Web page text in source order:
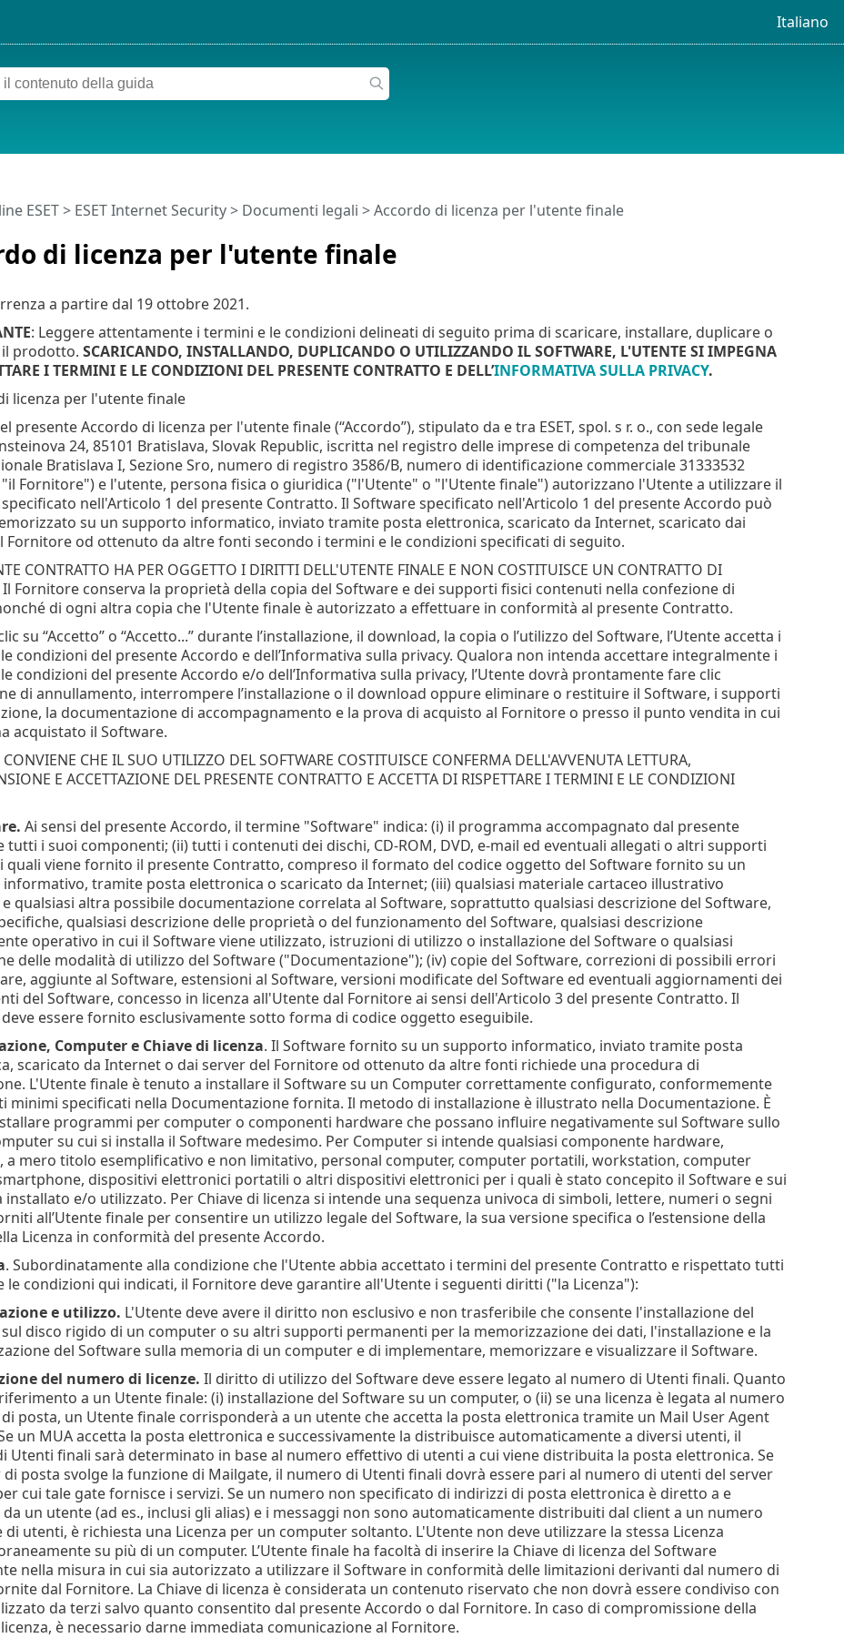
Italiano
di licenza per l'utente finale
ESET> ESET Internet Security> Documenti legali > Accordo di licenza per l'utente finale
a partire dal 19 ottobre 2021.
: Leggere attentamente i termini e le condizioni delineati di seguito prima di scaricare, installare, duplicare o
prodotto. SCARICANDO, INSTALLANDO, DUPLICANDO O UTILIZZANDO IL SOFTWARE, L'UTENTE SI IMPEGNA
I TERMINI E LE CONDIZIONI DEL PRESENTE CONTRATTO E DELL’INFORMATIVA SULLA PRIVACY.
licenza per l'utente finale
presente Accordo di licenza per l'utente finale (“Accordo”), stipulato da e tra ESET, spol. s r. o., con sede legale
24, 85101 Bratislava, Slovak Republic, iscritta nel registro delle imprese di competenza del tribunale
Bratislava I, Sezione Sro, numero di registro 3586/B, numero di identificazione commerciale 31333532
"il Fornitore") e l'utente, persona fisica o giuridica ("l'Utente" o "l'Utente finale") autorizzano l'Utente a utilizzare il
nell'Articolo 1 del presente Contratto. Il Software specificato nell'Articolo 1 del presente Accordo può
su un supporto informatico, inviato tramite posta elettronica, scaricato da Internet, scaricato dai
Fornitore od ottenuto da altre fonti secondo i termini e le condizioni specificati di seguito.
CONTRATTO HA PER OGGETTO I DIRITTI DELL'UTENTE FINALE E NON COSTITUISCE UN CONTRATTO DI
Il Fornitore conserva la proprietà della copia del Software e dei supporti fisici contenuti nella confezione di
di ogni altra copia che l'Utente finale è autorizzato a effettuare in conformità al presente Contratto.
su “Accetto” o “Accetto...” durante l’installazione, il download, la copia o l’utilizzo del Software, l’Utente accetta i
condizioni del presente Accordo e dell’Informativa sulla privacy. Qualora non intenda accettare integralmente i
condizioni del presente Accordo e/o dell’Informativa sulla privacy, l’Utente dovrà prontamente fare clic
di annullamento, interrompere l’installazione o il download oppure eliminare o restituire il Software, i supporti
la documentazione di accompagnamento e la prova di acquisto al Fornitore o presso il punto vendita in cui
acquistato il Software.
CHE IL SUO UTILIZZO DEL SOFTWARE COSTITUISCE CONFERMA DELL'AVVENUTA LETTURA,
E ACCETTAZIONE DEL PRESENTE CONTRATTO E ACCETTA DI RISPETTARE I TERMINI E LE CONDIZIONI
Ai sensi del presente Accordo, il termine "Software" indica: (i) il programma accompagnato dal presente
tutti i suoi componenti; (ii) tutti i contenuti dei dischi, CD-ROM, DVD, e-mail ed eventuali allegati o altri supporti
quali viene fornito il presente Contratto, compreso il formato del codice oggetto del Software fornito su un
tramite posta elettronica o scaricato da Internet; (iii) qualsiasi materiale cartaceo illustrativo
qualsiasi altra possibile documentazione correlata al Software, soprattutto qualsiasi descrizione del Software,
qualsiasi descrizione delle proprietà o del funzionamento del Software, qualsiasi descrizione
operativo in cui il Software viene utilizzato, istruzioni di utilizzo o installazione del Software o qualsiasi
delle modalità di utilizzo del Software ("Documentazione"); (iv) copie del Software, correzioni di possibili errori
aggiunte al Software, estensioni al Software, versioni modificate del Software ed eventuali aggiornamenti dei
del Software, concesso in licenza all'Utente dal Fornitore ai sensi dell'Articolo 3 del presente Contratto. Il
essere fornito esclusivamente sotto forma di codice oggetto eseguibile.
Computer e Chiave di licenza. Il Software fornito su un supporto informatico, inviato tramite posta
scaricato da Internet o dai server del Fornitore od ottenuto da altre fonti richiede una procedura di
L'Utente finale è tenuto a installare il Software su un Computer correttamente configurato, conformemente
minimi specificati nella Documentazione fornita. Il metodo di installazione è illustrato nella Documentazione. È
programmi per computer o componenti hardware che possano influire negativamente sul Software sullo
su cui si installa il Software medesimo. Per Computer si intende qualsiasi componente hardware,
a mero titolo esemplificativo e non limitativo, personal computer, computer portatili, workstation, computer
dispositivi elettronici portatili o altri dispositivi elettronici per i quali è stato concepito il Software e sui
installato e/o utilizzato. Per Chiave di licenza si intende una sequenza univoca di simboli, lettere, numeri o segni
all’Utente finale per consentire un utilizzo legale del Software, la sua versione specifica o l’estensione della
Licenza in conformità del presente Accordo.
. Subordinatamente alla condizione che l'Utente abbia accettato i termini del presente Contratto e rispettato tutti
le condizioni qui indicati, il Fornitore deve garantire all'Utente i seguenti diritti ("la Licenza"):
e utilizzo. L'Utente deve avere il diritto non esclusivo e non trasferibile che consente l'installazione del
disco rigido di un computer o su altri supporti permanenti per la memorizzazione dei dati, l'installazione e la
del Software sulla memoria di un computer e di implementare, memorizzare e visualizzare il Software.
del numero di licenze. Il diritto di utilizzo del Software deve essere legato al numero di Utenti finali. Quanto
a un Utente finale: (i) installazione del Software su un computer, o (ii) se una licenza è legata al numero
di posta, un Utente finale corrisponderà a un utente che accetta la posta elettronica tramite un Mail User Agent
un MUA accetta la posta elettronica e successivamente la distribuisce automaticamente a diversi utenti, il
Utenti finali sarà determinato in base al numero effettivo di utenti a cui viene distribuita la posta elettronica. Se
di posta svolge la funzione di Mailgate, il numero di Utenti finali dovrà essere pari al numero di utenti del server
cui tale gate fornisce i servizi. Se un numero non specificato di indirizzi di posta elettronica è diretto a e
un utente (ad es., inclusi gli alias) e i messaggi non sono automaticamente distribuiti dal client a un numero
di utenti, è richiesta una Licenza per un computer soltanto. L'Utente non deve utilizzare la stessa Licenza
su più di un computer. L’Utente finale ha facoltà di inserire la Chiave di licenza del Software
nella misura in cui sia autorizzato a utilizzare il Software in conformità delle limitazioni derivanti dal numero di
dal Fornitore. La Chiave di licenza è considerata un contenuto riservato che non dovrà essere condiviso con
da terzi salvo quanto consentito dal presente Accordo o dal Fornitore. In caso di compromissione della
è necessario darne immediata comunicazione al Fornitore.